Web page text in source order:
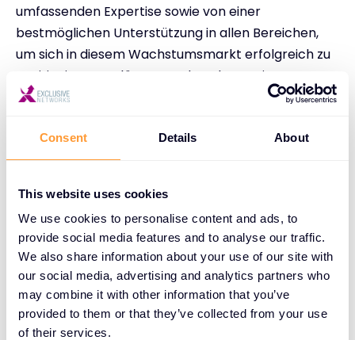
Consent Details About
This website uses cookies
We use cookies to personalise content and ads, to
provide social media features and to analyse our traffic.
We also share information about your use of our site with
our social media, advertising and analytics partners who
may combine it with other information that you’ve
provided to them or that they’ve collected from your use
of their services.
umfassenden Expertise sowie von einer
bestmöglichen Unterstützung in allen Bereichen,
um sich in diesem Wachstumsmarkt erfolgreich zu
positionieren“, erläutert Andy Hahner, Director
Networking DACH.
Marcus Adä ergänzt: „Im Gegensatz zum
haben wir in diesem Jahr unsere Teams bereits um
mehr als 20 Mitarbeiter u.a. im Vertrieb, Technik
und Business Development verstärkt – und damit
auch unser Angebot für den Channel noch einmal
deutlich ausgeweitet. Wir werden auch künftig
expandieren, um unsere Führungsposition in der
DACH-Region auszubauen und die Betreuung